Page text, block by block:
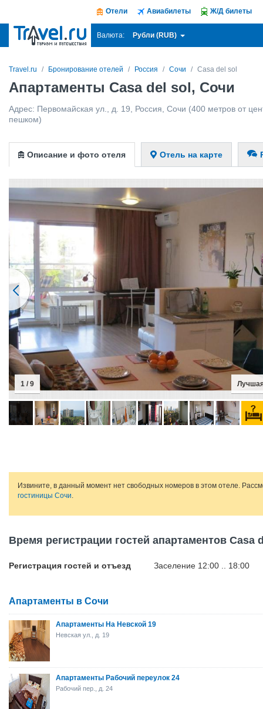
Отели Авиабилеты Ж/Д билеты
Валюта: Рубли (RUB)
Travel.ru Бронирование отелей Россия Сочи Casa del sol
Апартаменты Casa del sol, Сочи
Адрес: Первомайская ул., д. 19 Россия Сочи (400 метров от
пешком)
Описание и фото отеля Отель на карте
1 / 9
Извините, в данный момент нет свободных номеров в этом отеле.
гостиницы Сочи.
Время регистрации гостей апартаментов Casa
Регистрация гостей и отъезд Заселение 12:00 .. 18:00
Апартаменты в Сочи
Апартаменты На Невской 19
Невская ул., д. 19
Апартаменты Рабочий переулок 24
Рабочий пер., д. 24